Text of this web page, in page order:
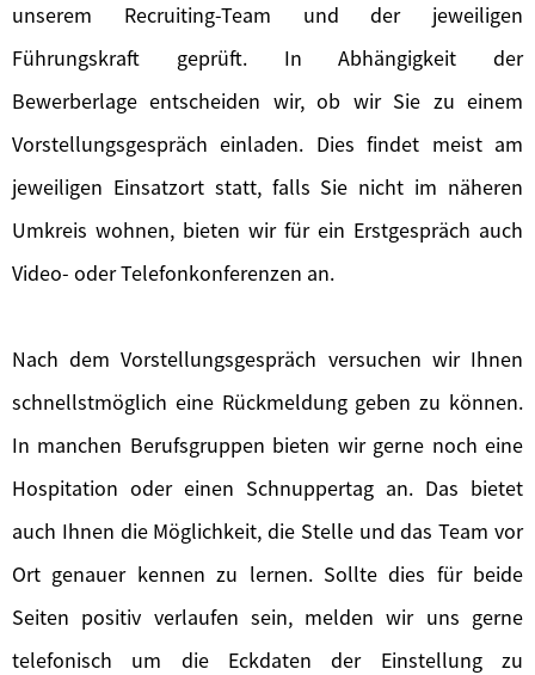
unserem Recruiting-Team und der jeweiligen
Führungskraft geprüft. In Abhängigkeit der
Bewerberlage entscheiden wir, ob wir Sie zu einem
Vorstellungsgespräch einladen. Dies findet meist am
jeweiligen Einsatzort statt, falls Sie nicht im näheren
Umkreis wohnen, bieten wir für ein Erstgespräch auch
Video- oder Telefonkonferenzen an.
Nach dem Vorstellungsgespräch versuchen wir Ihnen
schnellstmöglich eine Rückmeldung geben zu können.
In manchen Berufsgruppen bieten wir gerne noch eine
Hospitation oder einen Schnuppertag an. Das bietet
auch Ihnen die Möglichkeit, die Stelle und das Team vor
Ort genauer kennen zu lernen. Sollte dies für beide
Seiten positiv verlaufen sein, melden wir uns gerne
telefonisch um die Eckdaten der Einstellung zu